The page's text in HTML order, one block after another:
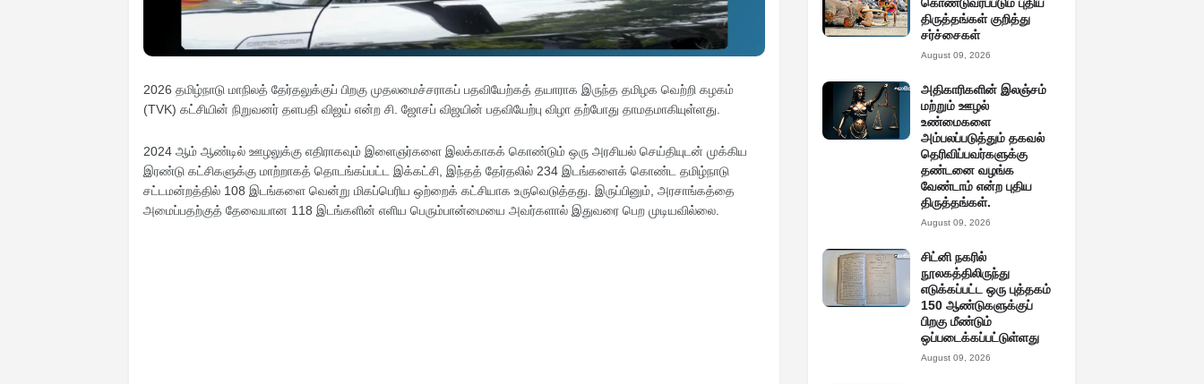
2026 தமிழ்நாடு மாநிலத் தேர்தலுக்குப் பிறகு முதலமைச்சராகப் பதவியேற்கத் தயாராக இருந்த தமிழக வெற்றி கழகம்
(TVK) கட்சியின் நிறுவனர் தளபதி விஜய் என்ற சி. ஜோசப் விஜயின் பதவியேற்பு விழா தற்போது தாமதமாகியுள்ளது.
2024 ஆம் ஆண்டில் ஊழலுக்கு எதிராகவும் இளைஞர்களை இலக்காகக் கொண்டும் ஒரு அரசியல் செய்தியுடன் முக்கிய
இரண்டு கட்சிகளுக்கு மாற்றாகத் தொடங்கப்பட்ட இக்கட்சி, இந்தத் தேர்தலில் 234 இடங்களைக் கொண்ட தமிழ்நாடு
சட்டமன்றத்தில் 108 இடங்களை வென்று மிகப்பெரிய ஒற்றைக் கட்சியாக உருவெடுத்தது. இருப்பினும், அரசாங்கத்தை
அமைப்பதற்குத் தேவையான 118 இடங்களின் எளிய பெரும்பான்மையை அவர்களால் இதுவரை பெற முடியவில்லை.
திருத்தங்கள் குறித்து
சர்ச்சைகள்
August 09, 2026
அதிகாரிகளின் இலஞ்சம்
மற்றும் ஊழல்
உண்மைகளை
அம்பலப்படுத்தும் தகவல்
தெரிவிப்பவர்களுக்கு
தண்டனை வழங்க
வேண்டாம் என்ற புதிய
திருத்தங்கள்.
August 09, 2026
சிட்னி நகரில்
நூலகத்திலிருந்து
எடுக்கப்பட்ட ஒரு புத்தகம்
150 ஆண்டுகளுக்குப்
பிறகு மீண்டும்
ஒப்படைக்கப்பட்டுள்ளது
August 09, 2026